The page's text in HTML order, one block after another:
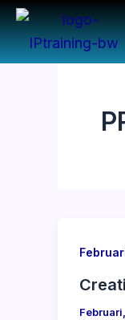
Skip
to
content
Februari,